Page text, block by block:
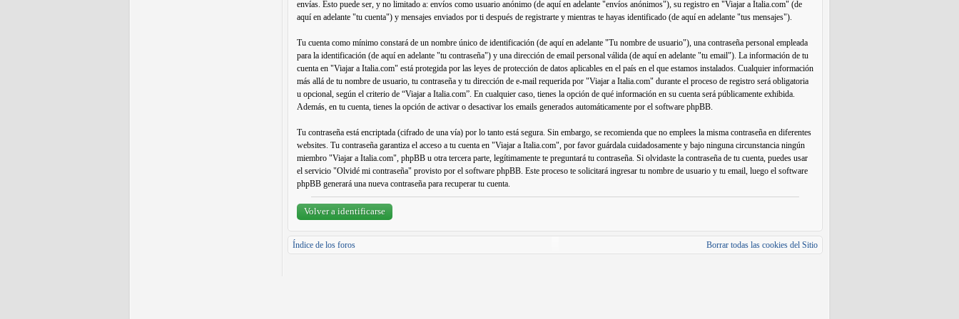
envías. Esto puede ser, y no limitado a: envíos como usuario anónimo (de aquí en adelante "envíos anónimos"), su registro en "Viajar a Italia.com" (de
aquí en adelante "tu cuenta") y mensajes enviados por ti después de registrarte y mientras te hayas identificado (de aquí en adelante "tus mensajes").
Tu cuenta como mínimo constará de un nombre único de identificación (de aquí en adelante "Tu nombre de usuario"), una contraseña personal empleada
para la identificación (de aquí en adelante "tu contraseña") y una dirección de email personal válida (de aquí en adelante "tu email"). La información de tu
cuenta en "Viajar a Italia.com" está protegida por las leyes de protección de datos aplicables en el país en el que estamos instalados. Cualquier información
más allá de tu nombre de usuario, tu contraseña y tu dirección de e-mail requerida por "Viajar a Italia.com" durante el proceso de registro será obligatoria
u opcional, según el criterio de “Viajar a Italia.com”. En cualquier caso, tienes la opción de qué información en su cuenta será públicamente exhibida.
Además, en tu cuenta, tienes la opción de activar o desactivar los emails generados automáticamente por el software phpBB.
Tu contraseña está encriptada (cifrado de una vía) por lo tanto está segura. Sin embargo, se recomienda que no emplees la misma contraseña en diferentes
websites. Tu contraseña garantiza el acceso a tu cuenta en "Viajar a Italia.com", por favor guárdala cuidadosamente y bajo ninguna circunstancia ningún
miembro "Viajar a Italia.com", phpBB u otra tercera parte, legítimamente te preguntará tu contraseña. Si olvidaste la contraseña de tu cuenta, puedes usar
el servicio "Olvidé mi contraseña" provisto por el software phpBB. Este proceso te solicitará ingresar tu nombre de usuario y tu email, luego el software
phpBB generará una nueva contraseña para recuperar tu cuenta.
Volver a identificarse
Índice de los foros Borrar todas las cookies del Sitio